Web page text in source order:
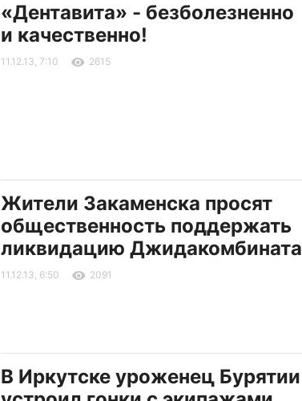
«Дентавита» - безболезненно
и качественно!
11.12.13, 7:10 2615
Жители Закаменска просят
общественность поддержать
ликвидацию Джидакомбината
11.12.13, 6:50 2091
В Иркутске уроженец Бурятии